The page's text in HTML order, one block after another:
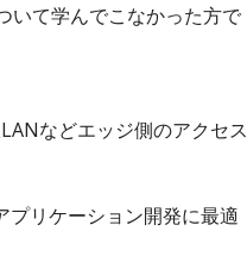
いて学んでこなかった方で
などエッジ側のアクセス
リケーション開発に最適